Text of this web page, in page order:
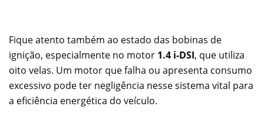
Fique atento também ao estado das bobinas de
ignição, especialmente no motor 1.4 i-DSI, que utiliza
oito velas. Um motor que falha ou apresenta consumo
excessivo pode ter negligência nesse sistema vital para
a eficiência energética do veículo.